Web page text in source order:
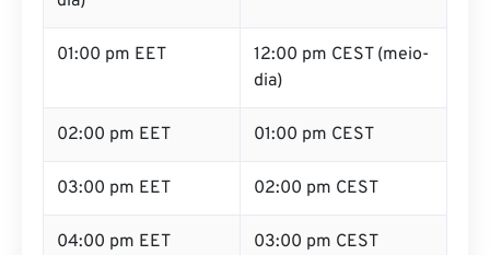
01:00 pm EET
12:00 pm CEST (meio-
dia)
02:00 pm EET 01:00 pm CEST
03:00 pm EET 02:00 pm CEST
04:00 pm EET 03:00 pm CEST